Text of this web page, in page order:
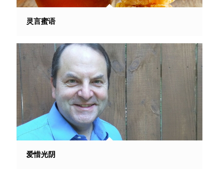
灵言蜜语
爱惜光阴